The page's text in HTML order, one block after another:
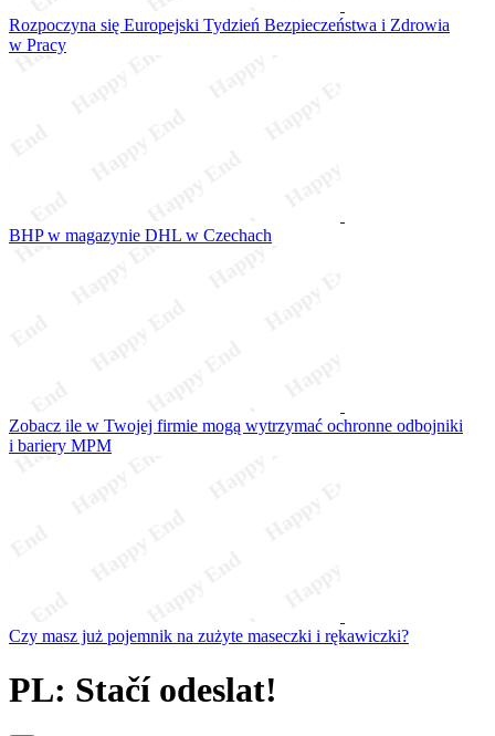
Rozpoczyna się Europejski Tydzień Bezpieczeństwa i Zdrowia
w Pracy
BHP w magazynie DHL w Czechach
Zobacz ile w Twojej firmie mogą wytrzymać ochronne odbojniki
i bariery MPM
Czy masz już pojemnik na zużyte maseczki i rękawiczki?
PL: Stačí odeslat!